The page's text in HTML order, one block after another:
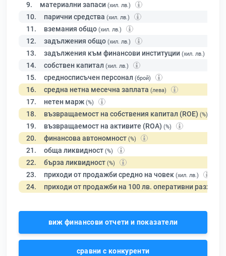
9. материални запаси (хил. лв.)
10. парични средства (хил. лв.)
11. вземания общо (хил. лв.)
12. задължения общо (хил. лв.)
13. задължения към финансови институции (хил. лв.)
14. собствен капитал (хил. лв.)
15. средносписъчен персонал (брой)
16. средна нетна месечна заплата (лева)
17. нетен марж (%)
18. възвращаемост на собствения капитал (ROE) (%)
19. възвращаемост на активите (ROA) (%)
20. финансова автономност (%)
21. обща ликвидност (%)
22. бърза ликвидност (%)
23. приходи от продажби средно на човек (хил. лв.)
24. приходи от продажби на 100 лв. оперативни разходи
виж финансови отчети и показатели
сравни с конкуренти